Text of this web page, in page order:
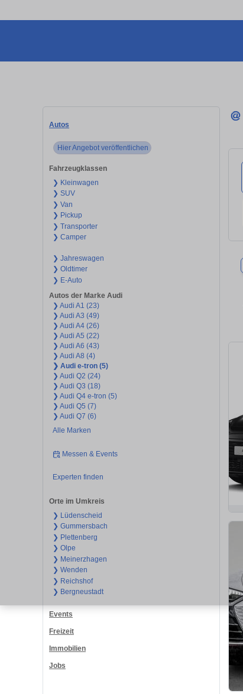
Autos
Hier Angebot veröffentlichen
Fahrzeugklassen
❯ Kleinwagen
❯ SUV
❯ Van
❯ Pickup
❯ Transporter
❯ Camper
❯ Jahreswagen
❯ Oldtimer
❯ E-Auto
Autos der Marke Audi
❯ Audi A1 (23)
❯ Audi A3 (49)
❯ Audi A4 (26)
❯ Audi A5 (22)
❯ Audi A6 (43)
❯ Audi A8 (4)
❯ Audi e-tron (5)
❯ Audi Q2 (24)
❯ Audi Q3 (18)
❯ Audi Q4 e-tron (5)
❯ Audi Q5 (7)
❯ Audi Q7 (6)
Alle Marken
Messen & Events
Experten finden
Orte im Umkreis
❯ Lüdenscheid
❯ Gummersbach
❯ Plettenberg
❯ Olpe
❯ Meinerzhagen
❯ Wenden
❯ Reichshof
❯ Bergneustadt
Events
Freizeit
Immobilien
Jobs